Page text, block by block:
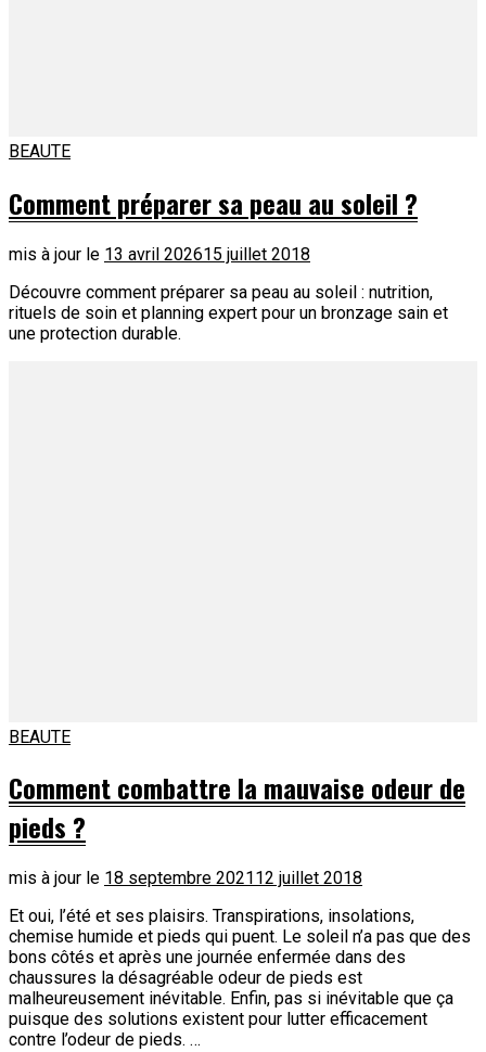
BEAUTE
Comment préparer sa peau au soleil ?
mis à jour le 13 avril 202615 juillet 2018
Découvre comment préparer sa peau au soleil : nutrition,
rituels de soin et planning expert pour un bronzage sain et
une protection durable.
BEAUTE
Comment combattre la mauvaise odeur de
pieds ?
mis à jour le 18 septembre 2021 12 juillet 2018
Et oui, l’été et ses plaisirs. Transpirations, insolations,
chemise humide et pieds qui puent. Le soleil n’a pas que des
bons côtés et après une journée enfermée dans des
chaussures la désagréable odeur de pieds est
malheureusement inévitable. Enfin, pas si inévitable que ça
puisque des solutions existent pour lutter efficacement
contre l’odeur de pieds. …